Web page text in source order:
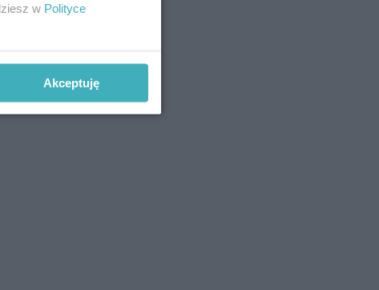
w Polityce
Akceptuję